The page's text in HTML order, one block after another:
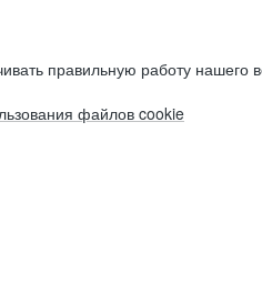
правильную работу нашего
файлов cookie